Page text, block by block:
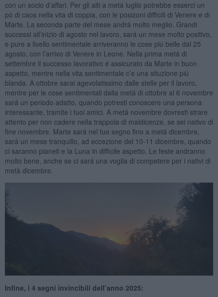
con un socio d’affari. Per gli alti a metá luglio potrebbe esserci un
pó di caos nella vita di coppia, con le posizoni difficili di Venere e di
Marte. La seconda parte del mese andrá molto meglio. Grandi
successi all’inizio di agosto nel lavoro, sará un mese molto positivo,
e pure a livello sentimentale arriveranno le cose piú belle dal 25
agosto, con l’arrivo di Venere in Leone. Nella prima metá di
settembre il successo lavorativo é assicurato da Marte in buon
aspetto, mentre nella vita sentimentale c’e una situzione piú
blanda. A ottobre sarai agevolatissimo dalle stelle per il lavoro,
mentre per le cose sentimentali dalla metá di ottobre al 6 novembre
sará un periodo adatto, quando potresti conoscere una persona
interessante, tramite i tuoi amici. A metá novembre dovresti strare
attento per non cadere nella trappola di maldicenze, se sei nativo di
fine novembre. Marte sará nel tuo segno fino a metá dicembre,
sará un mese tranquillo, ad eccezione del 10-11 dicembre, quando
ci saranno pianeti e la Luna in difficile aspetto. Le feste andranno
molto bene, anche se ci sará una voglia di competere per i nativi di
metà dicembre.
Infine, i 4 segni invincibili dell’anno 2025: